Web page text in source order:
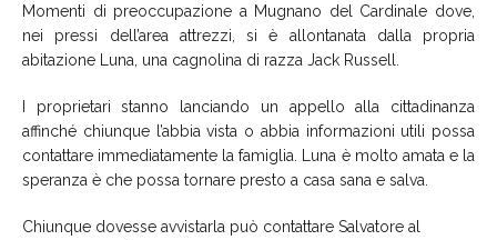
Momenti di preoccupazione a Mugnano del Cardinale dove,
nei pressi dell’area attrezzi, si è allontanata dalla propria
abitazione Luna, una cagnolina di razza Jack Russell.
I proprietari stanno lanciando un appello alla cittadinanza
affinché chiunque l’abbia vista o abbia informazioni utili possa
contattare immediatamente la famiglia. Luna è molto amata e la
speranza è che possa tornare presto a casa sana e salva.
Chiunque dovesse avvistarla può contattare Salvatore al